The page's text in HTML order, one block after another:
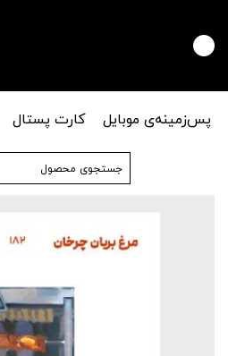
پس‌زمینه‌ی موبایل کارت پستال
جستجو
برای:
دکمه جستجو